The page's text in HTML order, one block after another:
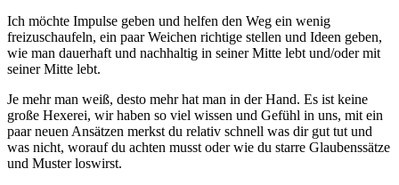
Ich möchte Impulse geben und helfen den Weg ein wenig
freizuschaufeln, ein paar Weichen richtige stellen und Ideen geben,
wie man dauerhaft und nachhaltig in seiner Mitte lebt und/oder mit
seiner Mitte lebt.
Je mehr man weiß, desto mehr hat man in der Hand. Es ist keine
große Hexerei, wir haben so viel wissen und Gefühl in uns, mit ein
paar neuen Ansätzen merkst du relativ schnell was dir gut tut und
was nicht, worauf du achten musst oder wie du starre Glaubenssätze
und Muster loswirst.